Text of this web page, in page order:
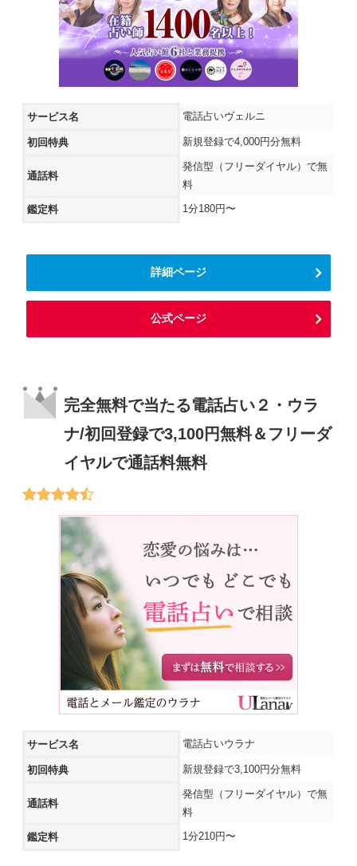
サービス名 電話占いヴェルニ
初回特典 新規登録で4,000円分無料
通話料
発信型（フリーダイヤル）で無
料
鑑定料 1分180円〜
詳細ページ
公式ページ
完全無料で当たる電話占い２・ウラ
ナ/初回登録で3,100円無料＆フリーダ
イヤルで通話料無料
サービス名 電話占いウラナ
初回特典 新規登録で3,100円分無料
通話料
発信型（フリーダイヤル）で無
料
鑑定料 1分210円〜